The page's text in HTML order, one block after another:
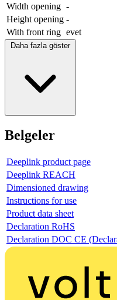
Width opening -
Height opening -
With front ring evet
Daha fazla göster
Belgeler
Deeplink product page
Deeplink REACH
Dimensioned drawing
Instructions for use
Product data sheet
Declaration RoHS
Declaration DOC CE